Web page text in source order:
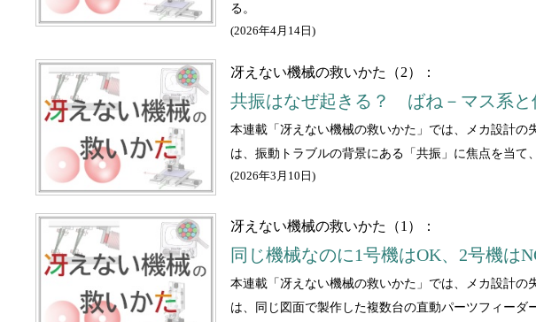
る。
(2026年4月14日 )
冴えない機械の救いかた（2）：
共振はなぜ起きる？ ばね－マス系と
本連載「冴えない機械の救いかた」では、メカ設計
は、振動トラブルの背景にある「共振」に焦点を当て
(2026年3月10日 )
冴えない機械の救いかた（1）：
同じ機械なのに1号機はOK、2号機
本連載「冴えない機械の救いかた」では、メカ設計
は、同じ図面で製作した複数台の直動パーツフィーダ